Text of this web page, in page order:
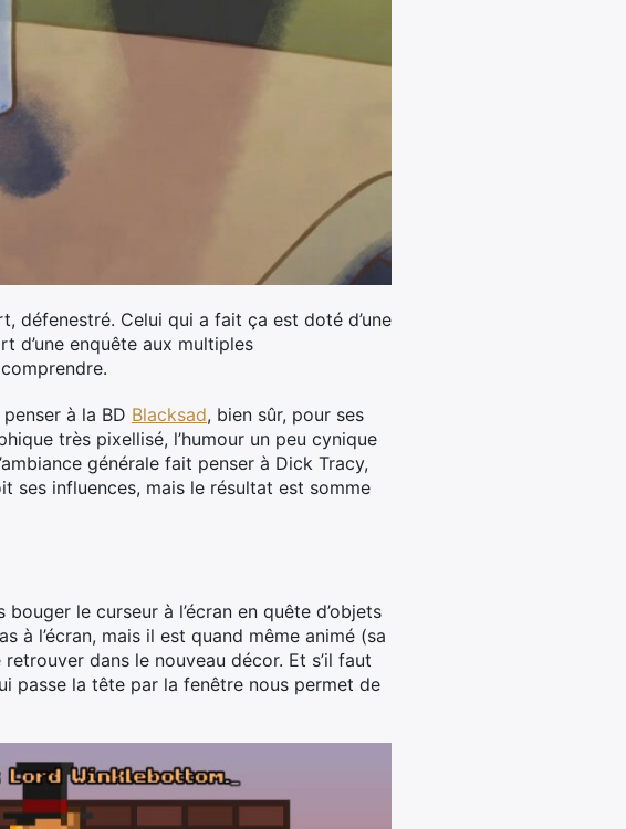
défenestré. Celui qui a fait ça est doté d’une
d’une enquête aux multiples
à la BD Blacksad, bien sûr, pour ses
très pixellisé, l’humour un peu cynique
générale fait penser à Dick Tracy,
ses influences, mais le résultat est somme
le curseur à l’écran en quête d’objets
à l’écran, mais il est quand même animé (sa
dans le nouveau décor. Et s’il faut
passe la tête par la fenêtre nous permet de